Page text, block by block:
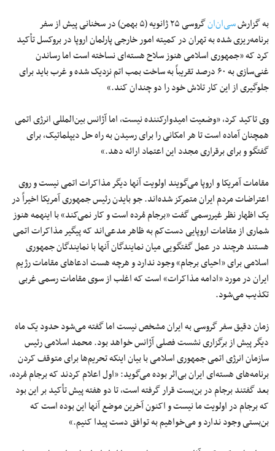
به گزارشسی‌ان‌ان
گروسی ۲۵ ژانویه (۵ بهمن) در سخنانی پیش از سفر
برنامه‌ریزی شده به تهران در کمیته امور خارجی پارلمان اروپا در بروکسل تأکید
کرد که «جمهوری اسلامی هنوز سلاح هسته‌ای نساخته است اما رساندن
غنی‌سازی به ۶۰ درصد تقریباً به ساخت بمب اتم نزدیک شده و غرب باید برای
جلوگیری از این کار تلاش خود را دو چندان کند.»
وی تاکید کرد، «وضعیت امیدوارکننده نیست، اما آژانس بین‌المللی انرژی اتمی
همچنان آماده است تا هر امکانی را برای رسیدن به راه حل دیپلماتیک، برای
گفتگو و برای برقراری مجدد این اعتماد ارائه دهد.»
مقامات آمریکا و اروپا می‌گویند اولویت‌ آنها دیگر مذاکرات اتمی نیست و روی
اعتراضات مردم ایران متمرکز شده‌اند. جو بایدن رئیس جمهوری آمریکا اخیراً در
یک اظهار نظر غیررسمی گفت «برجام مُرده است و کار نمی‌کند» با اینهمه هنوز
شماری از مقامات اروپایی دست‌کم به ظاهر مدعی‌اند که پیگیر مذاکرات اتمی
هستند هرچند در عمل گفتگویی میان نمایندگان آنها با نمایندگان جمهوری
اسلامی برای «احیای برجام» وجود ندارد و هرچه هست ادعاهای مقامات رژیم
ایران در مورد «ادامه مذاکرات» است که اغلب از سوی مقامات رسمی غربی
تکذیب می‌شود.
زمان دقیق سفر گروسی به ایران مشخص نیست اما گفته می‌شود حدود یک ماه
دیگر پیش از برگزاری نشست فصلی آژانس خواهد بود. محمد اسلامی رئیس
سازمان انرژی اتمی جمهوری اسلامی با بیان اینکه تحریم‌ها برای متوقف کردن
برنامه‌های هسته‌ای ایران بی‌اثر بوده می‌گوید: «اول اعلام کردند که برجام مُرده،
بعد گفتند برجام در بن‌بست قرار گرفته است، تا دو هفته پیش تأکید بر این بود
که برجام در اولویت ما نیست و اکنون آخرین موضع آنها این بوده است که
بن‌بستی وجود ندارد و می‌خواهیم به توافق دست پیدا کنیم.»